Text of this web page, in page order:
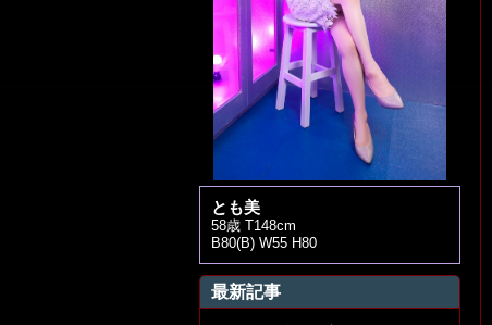
とも美
58歳 T148cm
B80(B) W55 H80
最新記事